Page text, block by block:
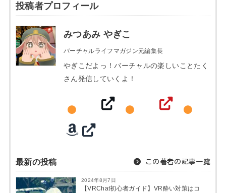
投稿者プロフィール
みつあみ やぎこ
バーチャルライフマガジン元編集長
やぎこだよっ！バーチャルの楽しいことたく
さん発信していくよ！
最新の投稿 この著者の記事一覧
2024年8月7日
【VRChat初心者ガイド】VR酔い対策はコ